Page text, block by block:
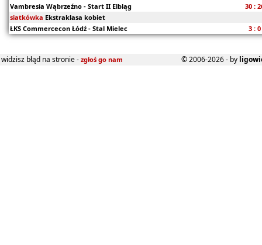
Vambresia Wąbrzeźno - Start II Elbląg
30 :
siatkówka Ekstraklasa kobiet
ŁKS Commercecon Łódź - Stal Mielec
3 : 0
widzisz błąd na stronie - zgłoś go nam © 2006-2026 - by